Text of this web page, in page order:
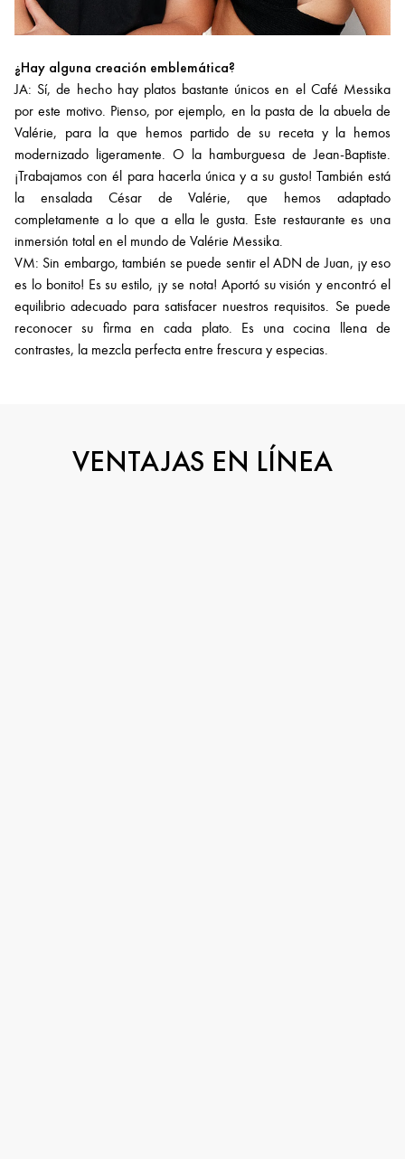
¿Hay alguna creación emblemática?
JA: Sí, de hecho hay platos bastante únicos en el Café Messika
por este motivo. Pienso, por ejemplo, en la pasta de la abuela de
Valérie, para la que hemos partido de su receta y la hemos
modernizado ligeramente. O la hamburguesa de Jean-Baptiste.
¡Trabajamos con él para hacerla única y a su gusto! También está
la ensalada César de Valérie, que hemos adaptado
completamente a lo que a ella le gusta. Este restaurante es una
inmersión total en el mundo de Valérie Messika.
VM: Sin embargo, también se puede sentir el ADN de Juan, ¡y eso
es lo bonito! Es su estilo, ¡y se nota! Aportó su visión y encontró el
equilibrio adecuado para satisfacer nuestros requisitos. Se puede
reconocer su firma en cada plato. Es una cocina llena de
contrastes, la mezcla perfecta entre frescura y especias.
VENTAJAS EN LÍNEA